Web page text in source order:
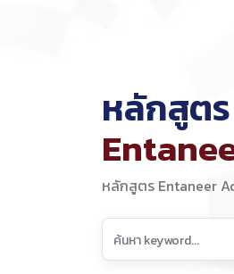
หลักสูตร
หลักสูตร Entaneer